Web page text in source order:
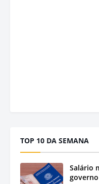
TOP 10 DA SEMANA
Salário